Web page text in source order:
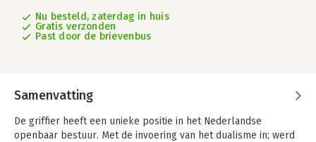
Nu besteld, zaterdag in huis
Gratis verzonden
Past door de brievenbus
Samenvatting
De griffier heeft een unieke positie in het Nederlandse
openbaar bestuur. Met de invoering van het dualisme in; werd